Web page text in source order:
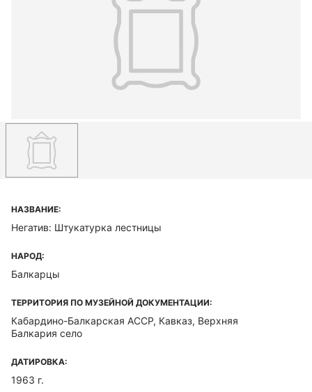
НАЗВАНИЕ:
Негатив: Штукатурка лестницы
НАРОД:
Балкарцы
ТЕРРИТОРИЯ ПО МУЗЕЙНОЙ ДОКУМЕНТАЦИИ:
Кабардино-Балкарская ACCP, Кавказ, Верхняя
Балкария село
ДАТИРОВКА:
1963 г.